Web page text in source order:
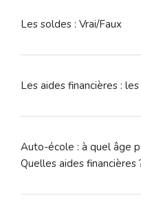
Les soldes : Vrai/Faux
Les aides financières :
Auto-école : à quel âge
Quelles aides financières